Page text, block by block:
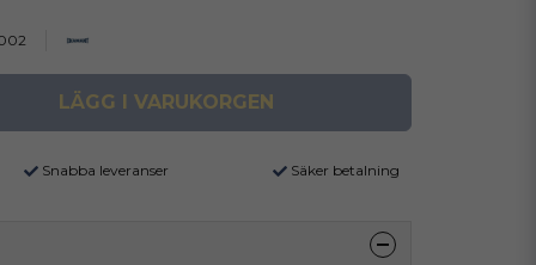
LÄGG I VARUKORGEN
Snabba leveranser Säker betalning